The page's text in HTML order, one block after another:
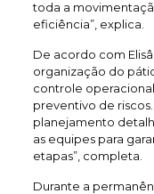
toda a
eficiência”, explica.
De acordo com
organização do
controle
preventivo de
planejamento
as equipes para
etapas”, completa.
Durante a